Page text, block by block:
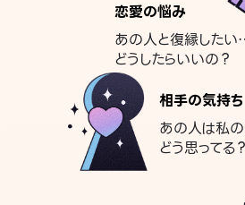
恋愛の悩み
あの人と復縁した
どうしたらいいの？
相手の気持ち
あの人は私
どう思ってる？